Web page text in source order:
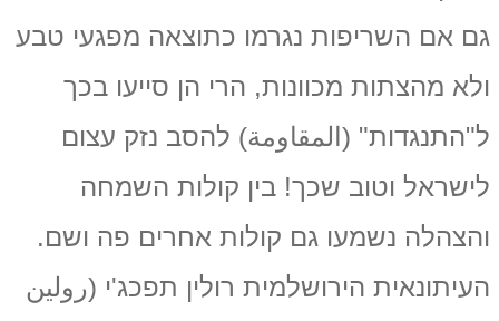
גם אם השריפות נגרמו כתוצאה מפגעי טבע
ולא מהצתות מכוונות, הרי הן סייעו בכך
ל"התנגדות" (المقاومة) להסב נזק עצום
לישראל וטוב שכך! בין קולות השמחה
והצהלה נשמעו גם קולות אחרים פה ושם.
העיתונאית הירושלמית רולין תפכג'י (رولين